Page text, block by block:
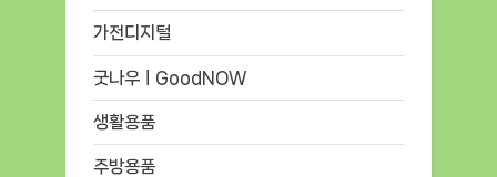
가전디지털
굿나우ㅣGoodNOW
생활용품
주방용품